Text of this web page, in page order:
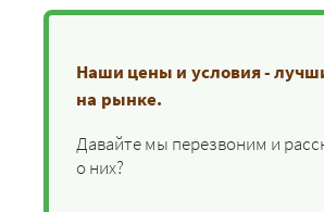
Наши цены и условия -
на рынке.
Давайте мы перезвоним и
о них?